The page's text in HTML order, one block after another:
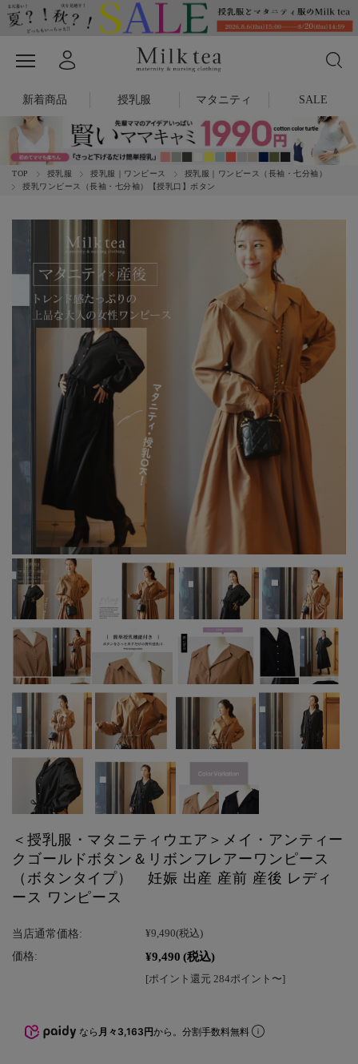
新着商品 授乳服 マタニティ SALE
TOP 授乳服 授乳服｜ワンピース
授乳服｜ワンピース（長袖・七分袖）
授乳ワンピース（長袖・七分袖）【授乳口】ボタン
＜授乳服・マタニティウエア＞メイ・アンティー
クゴールドボタン＆リボンフレアーワンピース
（ボタンタイプ） 妊娠 出産 産前 産後 レディ
ース ワンピース
当店通常価格: ¥9,490(税込)
価格: ¥9,490 (税込)
[ポイント還元 284ポイント〜]
なら 月々3,163円から。分割手数料無料